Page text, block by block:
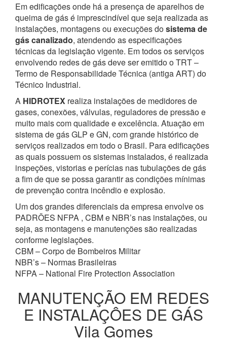
Em edificações onde há a presença de aparelhos de
queima de gás é imprescindível que seja realizada as
instalações, montagens ou execuções dosistema de
gás canalizado, atendendo as especificações
técnicas da legislação vigente. Em todos os serviços
envolvendo redes de gás deve ser emitido o TRT –
Termo de Responsabilidade Técnica (antiga ART) do
Técnico Industrial.
A HIDROTEX realiza instalações de medidores de
gases, conexões, válvulas, reguladores de pressão e
muito mais com qualidade e excelência. Atuação em
sistema de gás GLP e GN, com grande histórico de
serviços realizados em todo o Brasil. Para edificações
as quais possuem os sistemas instalados, é realizada
inspeções, vistorias e perícias nas tubulações de gás
a fim de que se possa garantir as condições mínimas
de prevenção contra incêndio e explosão.
Um dos grandes diferenciais da empresa envolve os
PADRÕES NFPA , CBM e NBR’s nas instalações, ou
seja, as montagens e manutenções são realizadas
conforme legislações.
CBM – Corpo de Bombeiros Militar
NBR’s – Normas Brasileiras
NFPA – National Fire Protection Association
MANUTENÇÃO EM REDES
E INSTALAÇÔES DE GÁS
Vila Gomes